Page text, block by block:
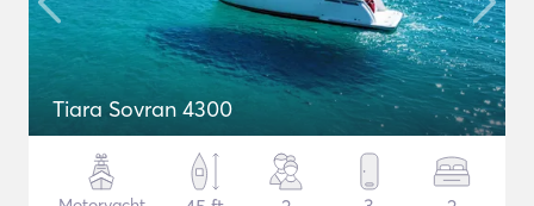
Tiara Sovran 4300